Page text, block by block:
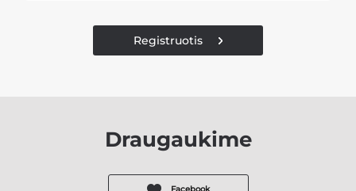
Registruotis
Draugaukime